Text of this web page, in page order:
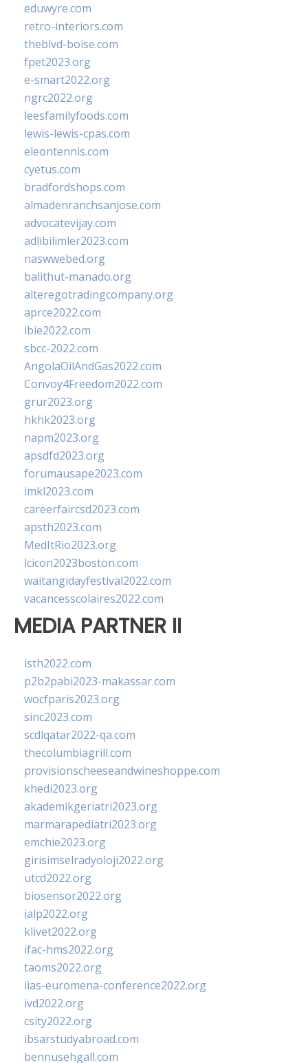
eduwyre.com
retro-interiors.com
theblvd-boise.com
fpet2023.org
e-smart2022.org
ngrc2022.org
leesfamilyfoods.com
lewis-lewis-cpas.com
eleontennis.com
cyetus.com
bradfordshops.com
almadenranchsanjose.com
advocatevijay.com
adlibilimler2023.com
naswwebed.org
balithut-manado.org
alteregotradingcompany.org
aprce2022.com
ibie2022.com
sbcc-2022.com
AngolaOilAndGas2022.com
Convoy4Freedom2022.com
grur2023.org
hkhk2023.org
napm2023.org
apsdfd2023.org
forumausape2023.com
imkl2023.com
careerfaircsd2023.com
apsth2023.com
MedItRio2023.org
lcicon2023boston.com
waitangidayfestival2022.com
vacancesscolaires2022.com
MEDIA PARTNER II
isth2022.com
p2b2pabi2023-makassar.com
wocfparis2023.org
sinc2023.com
scdlqatar2022-qa.com
thecolumbiagrill.com
provisionscheeseandwineshoppe.com
khedi2023.org
akademikgeriatri2023.org
marmarapediatri2023.org
emchie2023.org
girisimselradyoloji2022.org
utcd2022.org
biosensor2022.org
ialp2022.org
klivet2022.org
ifac-hms2022.org
taoms2022.org
iias-euromena-conference2022.org
ivd2022.org
csity2022.org
ibsarstudyabroad.com
bennusehgall.com